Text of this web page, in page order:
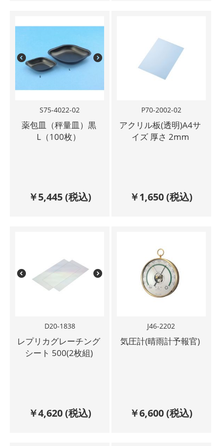
S75-4022-02
薬包皿（秤量皿）黒
L（100枚）
￥5,445(税込)
P70-2002-02
アクリル板(透明)A4サ
イズ 厚さ 2mm
￥1,650(税込)
D20-1838
レプリカグレーチング
シート 500(2枚組)
￥4,620(税込)
J46-2202
気圧計(晴雨計予報官)
￥6,600(税込)